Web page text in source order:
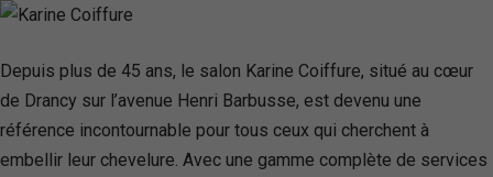
Depuis plus de 45 ans, le salon Karine Coiffure, situé au cœur
de Drancy sur l’avenue Henri Barbusse, est devenu une
référence incontournable pour tous ceux qui cherchent à
embellir leur chevelure. Avec une gamme complète de services